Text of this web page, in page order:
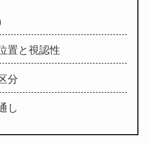
置と視認性
分
し